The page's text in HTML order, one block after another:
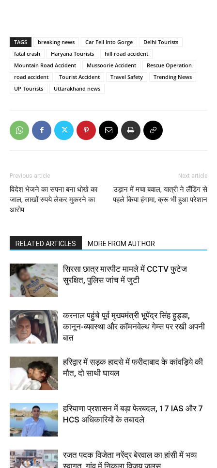
TAGS breaking news Car Fell Into Gorge
Delhi Tourists
fatal crash
Haryana Tourists
hill road accident
Mountain Road Accident
Mussoorie Accident
Rescue Operation
road accident
Tourist Accident Travel Safety
Trending News
UP Tourists
Uttarakhand news
Previous article
विदेश भेजने का सपना बना धोखे का
जाल, लाखों रुपये लेकर मुकरने का
आरोप
Next article
उड़ान में मचा बवाल, यात्री ने लैंडिंग से
पहले किया हंगामा, क्रू भी हुआ परेशान
RELATED ARTICLES MORE FROM AUTHOR
सिरसा छात्र मारपीट मामले में CCTV फुटेज
सुरक्षित, पुलिस जांच में जुटी
करनाल पहुंचे पूर्व मुख्यमंत्री भूपेंद्र सिंह हुड्डा,
कानून-व्यवस्था और कॉमनवेल्थ गेम्स पर रखी अपनी
बात
हरिद्वार में सड़क हादसे में फरीदाबाद के कांवड़िये की
मौत, दो साथी घायल
हरियाणा प्रशासन में बड़ा फेरबदल, 17 IAS और 7
HCS अधिकारियों के तबादले
रजत पदक विजेता नरेंद्र बेरवाल का हांसी में भव्य
स्वागत, गांव में निकला विजय जुलूस